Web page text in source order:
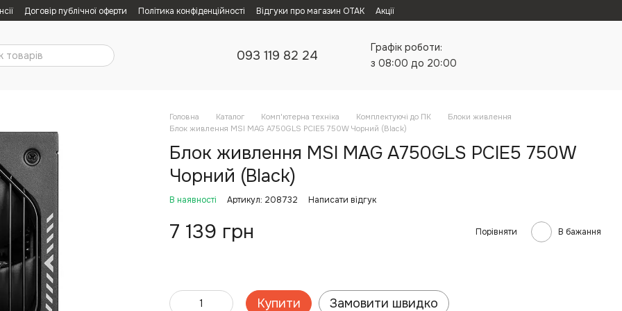
Договір публічної оферти Політика конфіденційності Відгуки про магазин ОТАК Акції
093 119 82 24
Графік роботи:
з 08:00 до 20:00
Головна Каталог Комп'ютерна техніка Комплектуючі до ПК
Блоки живлення
Блок живлення MSI MAG A750GLS PCIE5 750W Чорний (Black)
Блок живлення MSI MAG A750GLS PCIE5 750W
Чорний (Black)
В наявності Артикул: 208732 Написати відгук
7 139 грн Порівняти В бажання
Купити Замовити швидко